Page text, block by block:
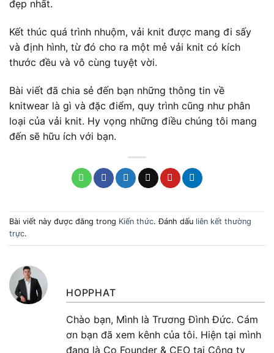
đẹp nhất.
Kết thúc quá trình nhuộm, vải knit được mang đi sấy
và định hình, từ đó cho ra một mẻ vải knit có kích
thước đều và vô cùng tuyệt vời.
Bài viết đã chia sẻ đến bạn những thông tin về
knitwear là gì và đặc điểm, quy trình cũng như phân
loại của vải knit. Hy vọng những điều chúng tôi mang
đến sẽ hữu ích với bạn.
Bài viết này được đăng trong Kiến thức. Đánh dấu liên kết thường
trực.
HOPPHAT
Chào bạn, Mình là Trương Đình Đức. Cám
ơn bạn đã xem kênh của tôi. Hiện tại mình
đang là Co Founder & CEO tại Công ty